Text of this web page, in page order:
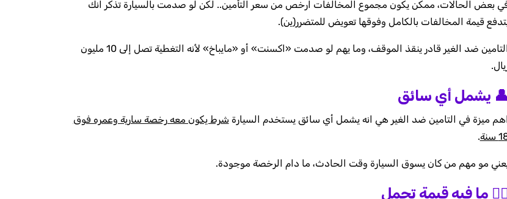
بعض الحالات، ممكن يكون مجموع المخالفات ارخص من سعر التأمين.. لكن لو صدمت بالسيارة تذكر انك
قيمة المخالفات بالكامل وفوقها تعويض للمتضرر(ين).
التامين ضد الغير قادر ينقذ الموقف، وما يهم لو صدمت «اكسنت» أو «مايباخ» لأنه التغطية تصل إلى 10 مليون
👤 يشمل أي سائق
اهم ميزة في التامين ضد الغير هي انه يشمل أي سائق يستخدم السيارة شرط يكون معه رخصة سارية وعمره فوق
سنة
.
مو مهم من كان يسوق السيارة وقت الحادث، ما دام الرخصة موجودة.
ما فيه قيمة تحمل